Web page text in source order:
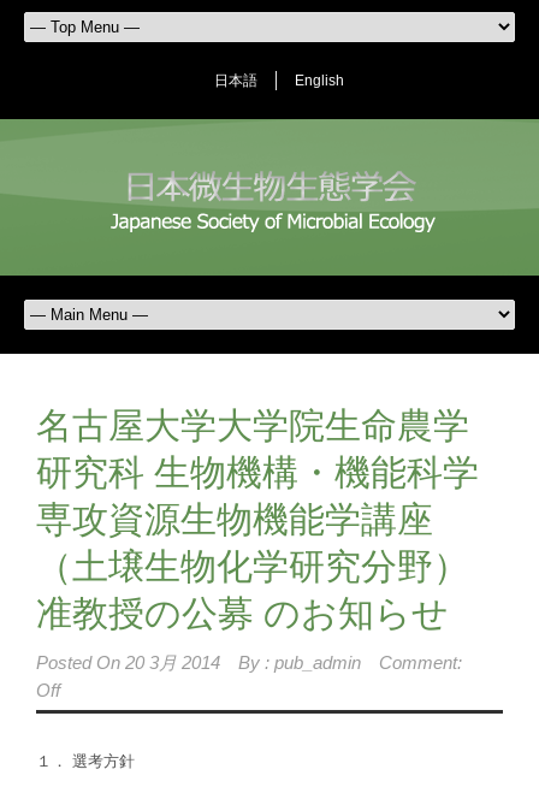
日本語 English
名古屋大学大学院生命農学
研究科 生物機構・機能科学
専攻資源生物機能学講座
（土壌生物化学研究分野）
准教授の公募 のお知らせ
Posted On 20 3月 2014 By : pub_admin
Comment:
Off
１． 選考方針